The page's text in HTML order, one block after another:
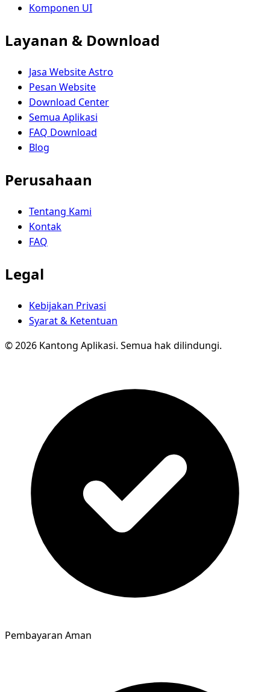
Komponen UI
Layanan & Download
Jasa Website Astro
Pesan Website
Download Center
Semua Aplikasi
FAQ Download
Blog
Perusahaan
Tentang Kami
Kontak
FAQ
Legal
Kebijakan Privasi
Syarat & Ketentuan
© 2026 Kantong Aplikasi. Semua hak dilindungi.
Pembayaran Aman